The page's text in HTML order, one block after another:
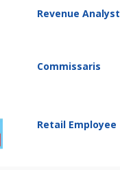
Revenue Analyst
Commissaris
Retail Employee